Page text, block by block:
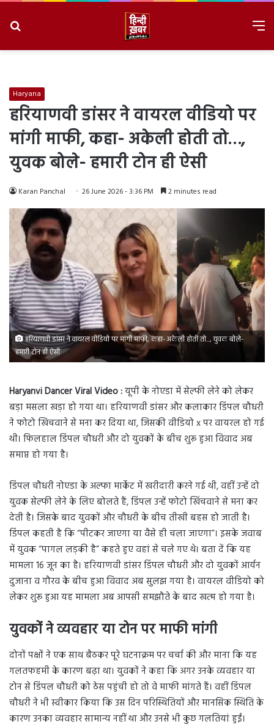
Haryana
हरियाणवी डांसर ने वायरल वीडियो पर
मांगी माफी, कहा- अकेली होती तो…,
युवक बोले- हमारी टोन ही ऐसी
Karan Panchal 26 June 2026 - 3:36 PM 2 minutes read
हरियाणवी डांसर ने वायरल वीडियो पर मांगी माफी, कहा- अकेली होती तो..., युवक बोले-
हमारी टोन ही ऐसी
Haryanvi Dancer Viral Video :यूपी के नोएडा में सेल्फी लेने को लेकर
बड़ा मसला खड़ा हो गया था। हरियाणवी डांसर और कलाकार डिंपल चौधरी
ने फोटो खिचवाने से मना कर दिया था, जिसकी वीडियो x पर वायरल हो गई
थी। फिलहाल डिंपल चौधरी और दो युवकों के बीच शुरू हुआ विवाद अब
समाप्त हो गया है।
डिंपल चौधरी नोएडा के अल्फा मार्केट में खरीदारी करने गई थी, वहीं उन्हें दो
युवक सेल्फी लेने के लिए बोलते हैं, डिंपल उन्हें फोटो खिंचवाने से मना कर
देती है। जिसके बाद युवकों और चौधरी के बीच तीखी बहस हो जाती है।
डिंपल कहती है कि “पीटकर जाएगा या वैसे ही चला जाएगा”। इसके जवाब
में युवक “पागल लड़की है” कहते हुए वहां से चले गए थे। बता दें कि यह
मामला 16 जून का है। हरियाणवी डांसर डिंपल चौधरी और दो युवकों आर्यन
दुजाना व गौरव के बीच हुआ विवाद अब सुलझ गया है। वायरल वीडियो को
लेकर शुरू हुआ यह मामला अब आपसी समझौते के बाद खत्म हो गया है।
युवकों ने व्यवहार या टोन पर माफी मांगी
दोनों पक्षों ने एक साथ बैठकर पूरे घटनाक्रम पर चर्चा की और माना कि यह
गलतफहमी के कारण बढ़ा था। युवकों ने कहा कि अगर उनके व्यवहार या
टोन से डिंपल चौधरी को ठेस पहुंची हो तो वे माफी मांगते हैं। वहीं डिंपल
चौधरी ने भी स्वीकार किया कि उस दिन परिस्थितियों और मानसिक स्थिति के
कारण उनका व्यवहार सामान्य नहीं था और उनसे भी कुछ गलतियां हुईं।